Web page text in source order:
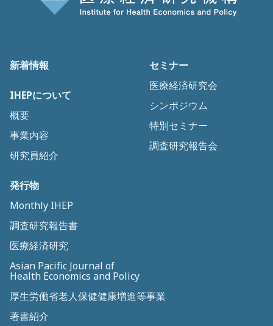
新着情報
IHEPについて
概要
事業内容
研究員紹介
セミナー
医療経済研究会
シンポジウム
特別セミナー
調査研究報告会
発行物
Monthly IHEP
調査研究報告書
医療経済研究
Asian Pacific Journal of
Health Economics and Policy
厚生労働省老人保健健康増進等事業
著書紹介